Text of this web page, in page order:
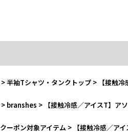
>半袖Tシャツ・タンクトップ > 【接触
> branshes > 【接触冷感／アイスT】ア
クーポン対象アイテム > 【接触冷感／ア